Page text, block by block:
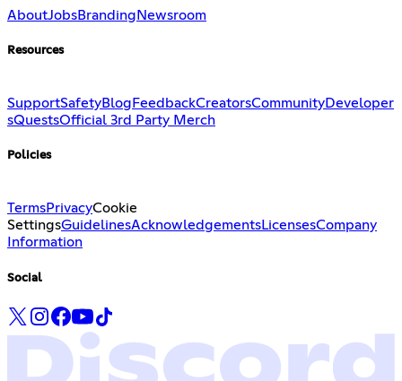
AboutJobsBranding Newsroom
Resources
SupportSafetyBlog FeedbackCreatorsCommunityDeveloper
sQuestsOfficial 3rd Party Merch
Policies
TermsPrivacyCookie
SettingsGuidelinesAcknowledgementsLicensesCompany
Information
Social